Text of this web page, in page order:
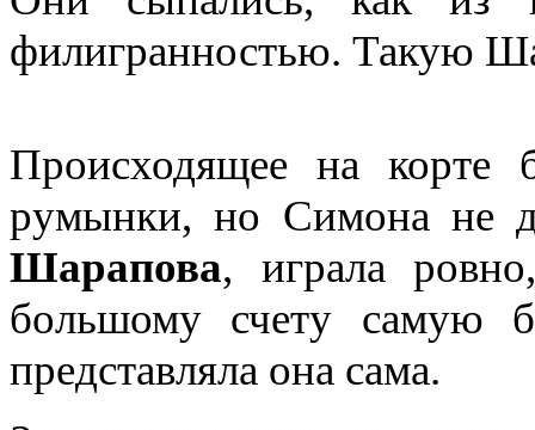
филигранностью. Такую
Происходящее на корте
румынки, но Симона не
Шарапова, играла
большому счету самую
представляла она сама.